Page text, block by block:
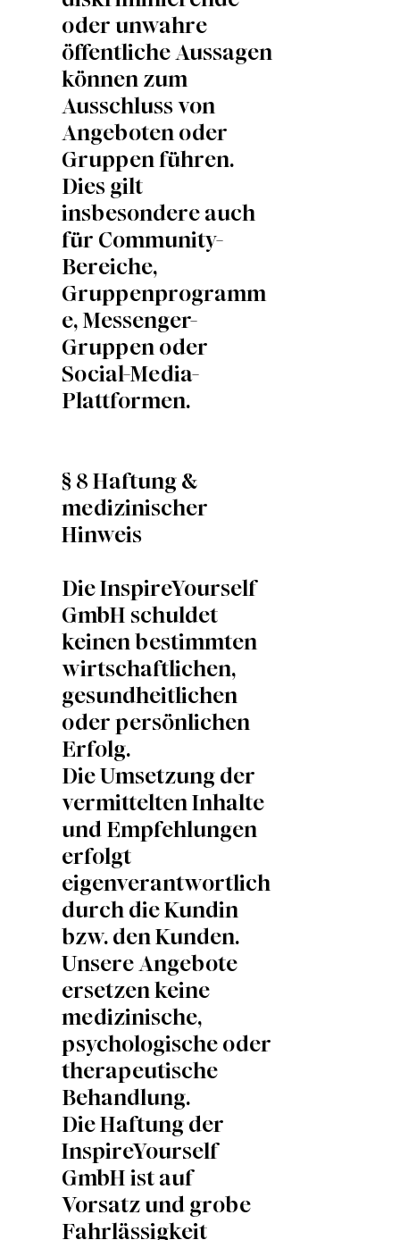
oder unwahre
öffentliche Aussagen
können zum
Ausschluss von
Angeboten oder
Gruppen führen.
Dies gilt
insbesondere auch
für Community-
Bereiche,
Gruppenprogramm
e, Messenger-
Gruppen oder
Social-Media-
Plattformen.
§ 8 Haftung &
medizinischer
Hinweis
Die InspireYourself
GmbH schuldet
keinen bestimmten
wirtschaftlichen,
gesundheitlichen
oder persönlichen
Erfolg.
Die Umsetzung der
vermittelten Inhalte
und Empfehlungen
erfolgt
eigenverantwortlich
durch die Kundin
bzw. den Kunden.
Unsere Angebote
ersetzen keine
medizinische,
psychologische oder
therapeutische
Behandlung.
Die Haftung der
InspireYourself
GmbH ist auf
Vorsatz und grobe
Fahrlässigkeit